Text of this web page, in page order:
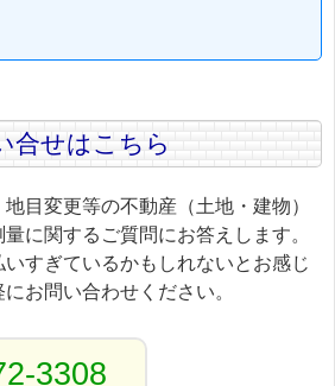
合せはこちら
目変更等の不動産（土地・建物）
に関するご質問にお答えします。
すぎているかもしれないとお感じ
お問い合わせください。
3308